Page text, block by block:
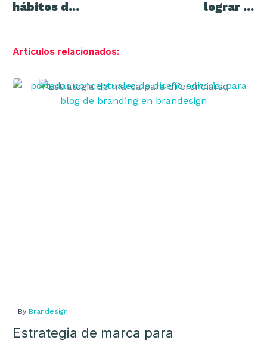
hábitos de
lograr el
Artículos relacionados:
Estrategia
de
By Brandesign
Estrategia de marca para